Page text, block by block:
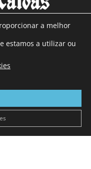
mais de 90 anos de
40.000 leitores por
em Portugal
online.
a melhor
estamos a utilizar ou